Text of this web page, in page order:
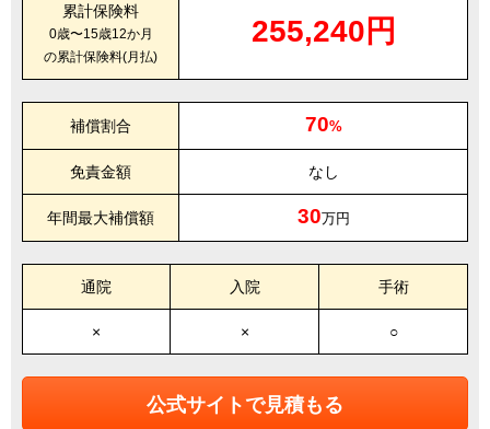
累計保険料
0歳〜15歳12か月
の累計保険料(月払)
255,240円
補償割合 70%
免責金額 なし
年間最大補償額 30万円
通院 入院 手術
× × ○
公式サイトで見積もる